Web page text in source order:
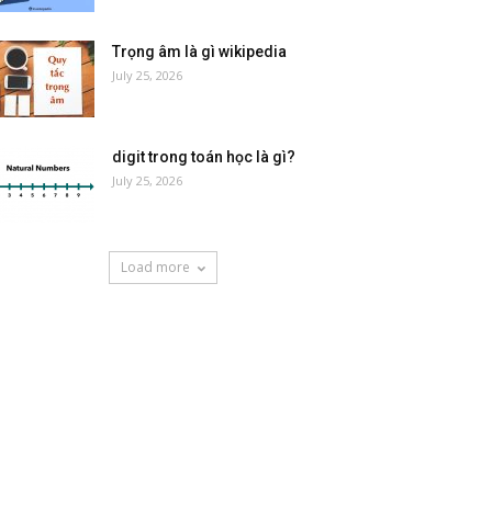
Trọng âm là gì wikipedia
July 25, 2026
digit trong toán học là gì?
July 25, 2026
Load more